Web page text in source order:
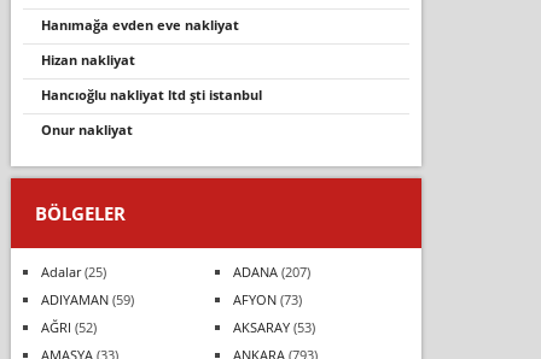
hanımağa evden eve nakliyat
hizan nakliyat
hancioğlu nakli̇yat ltd şti i̇stanbul
onur nakliyat
BÖLGELER
Adalar(25) ADANA(207)
ADIYAMAN(59) AFYON(73)
AĞRI (52) AKSARAY(53)
AMASYA(33) ANKARA(793)